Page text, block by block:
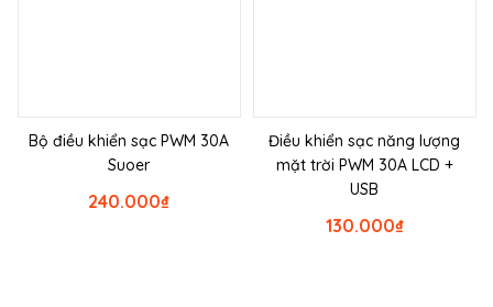
Bộ điều khiển sạc PWM 30A
Suoer
₫
240.000
Điều khiển sạc năng lượng
mặt trời PWM 30A LCD +
USB
₫
130.000